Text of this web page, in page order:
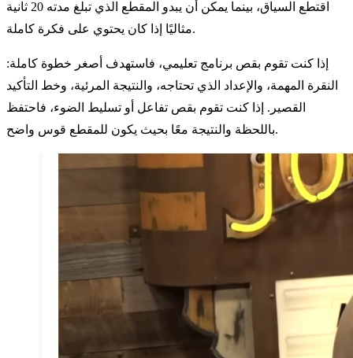
اقتطع السياق، بينما يمكن أن يبدو المقطع الذي تبلغ مدته 20 ثانية
مثاليًا إذا كان يحتوي على فكرة كاملة.
إذا كنت تقوم بقص برنامج تعليمي، فاستهدف أصغر خطوة كاملة:
النقرة المهمة، والإعداد الذي تحتاجه، والنتيجة المرئية، وخط التأكيد
القصير. إذا كنت تقوم بقص تفاعل أو تسليط الضوء، فاحتفظ
باللحظة والنتيجة معًا بحيث يكون للمقطع قوس واضح.